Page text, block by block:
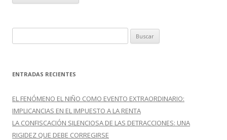
u
c
r
:
ENTRADAS RECIENTES
EL FENÓMENO EL NIÑO COMO EVENTO EXTRAORDINARIO:
IMPLICANCIAS EN EL IMPUESTO A LA RENTA
LA CONFISCACIÓN SILENCIOSA DE LAS DETRACCIONES: UNA
RIGIDEZ QUE DEBE CORREGIRSE